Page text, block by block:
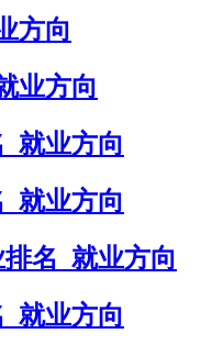
方向
业方向
就业方向
就业方向
名_就业方向
就业方向